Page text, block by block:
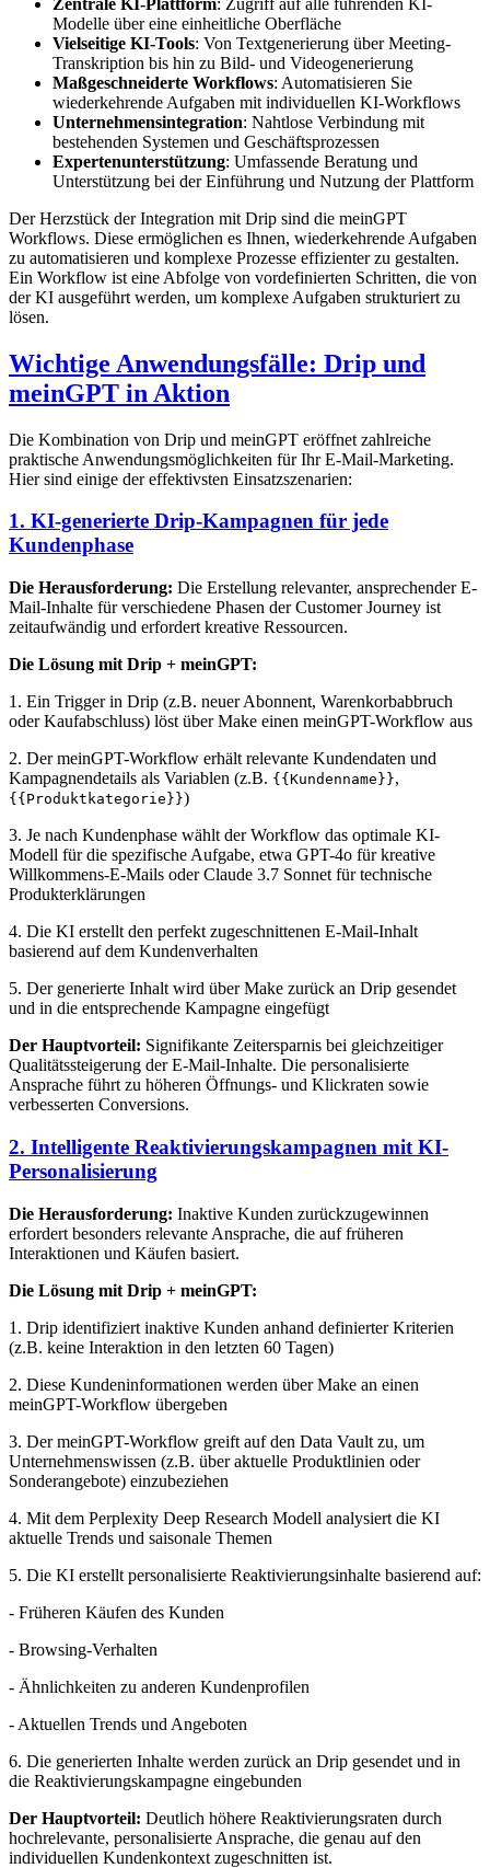
Zentrale KI-Plattform: Zugriff auf alle führenden KI-
Modelle über eine einheitliche Oberfläche
Vielseitige KI-Tools: Von Textgenerierung über Meeting-
Transkription bis hin zu Bild- und Videogenerierung
Maßgeschneiderte Workflows: Automatisieren Sie
wiederkehrende Aufgaben mit individuellen KI-Workflows
Unternehmensintegration: Nahtlose Verbindung mit
bestehenden Systemen und Geschäftsprozessen
Expertenunterstützung: Umfassende Beratung und
Unterstützung bei der Einführung und Nutzung der Plattform
Der Herzstück der Integration mit Drip sind die meinGPT
Workflows. Diese ermöglichen es Ihnen, wiederkehrende Aufgaben
zu automatisieren und komplexe Prozesse effizienter zu gestalten.
Ein Workflow ist eine Abfolge von vordefinierten Schritten, die von
der KI ausgeführt werden, um komplexe Aufgaben strukturiert zu
lösen.
Wichtige Anwendungsfälle: Drip und
meinGPT in Aktion
Die Kombination von Drip und meinGPT eröffnet zahlreiche
praktische Anwendungsmöglichkeiten für Ihr E-Mail-Marketing.
Hier sind einige der effektivsten Einsatzszenarien:
1. KI-generierte Drip-Kampagnen für jede
Kundenphase
Die Herausforderung: Die Erstellung relevanter, ansprechender E-
Mail-Inhalte für verschiedene Phasen der Customer Journey ist
zeitaufwändig und erfordert kreative Ressourcen.
Die Lösung mit Drip + meinGPT:
1. Ein Trigger in Drip (z.B. neuer Abonnent, Warenkorbabbruch
oder Kaufabschluss) löst über Make einen meinGPT-Workflow aus
2. Der meinGPT-Workflow erhält relevante Kundendaten und
Kampagnendetails als Variablen (z.B. {{Kundenname}},
{{Produktkategorie}})
3. Je nach Kundenphase wählt der Workflow das optimale KI-
Modell für die spezifische Aufgabe, etwa GPT-4o für kreative
Willkommens-E-Mails oder Claude 3.7 Sonnet für technische
Produkterklärungen
4. Die KI erstellt den perfekt zugeschnittenen E-Mail-Inhalt
basierend auf dem Kundenverhalten
5. Der generierte Inhalt wird über Make zurück an Drip gesendet
und in die entsprechende Kampagne eingefügt
Der Hauptvorteil: Signifikante Zeitersparnis bei gleichzeitiger
Qualitätssteigerung der E-Mail-Inhalte. Die personalisierte
Ansprache führt zu höheren Öffnungs- und Klickraten sowie
verbesserten Conversions.
2. Intelligente Reaktivierungskampagnen mit KI-
Personalisierung
Die Herausforderung: Inaktive Kunden zurückzugewinnen
erfordert besonders relevante Ansprache, die auf früheren
Interaktionen und Käufen basiert.
Die Lösung mit Drip + meinGPT:
1. Drip identifiziert inaktive Kunden anhand definierter Kriterien
(z.B. keine Interaktion in den letzten 60 Tagen)
2. Diese Kundeninformationen werden über Make an einen
meinGPT-Workflow übergeben
3. Der meinGPT-Workflow greift auf den Data Vault zu, um
Unternehmenswissen (z.B. über aktuelle Produktlinien oder
Sonderangebote) einzubeziehen
4. Mit dem Perplexity Deep Research Modell analysiert die KI
aktuelle Trends und saisonale Themen
5. Die KI erstellt personalisierte Reaktivierungsinhalte basierend auf:
- Früheren Käufen des Kunden
- Browsing-Verhalten
- Ähnlichkeiten zu anderen Kundenprofilen
- Aktuellen Trends und Angeboten
6. Die generierten Inhalte werden zurück an Drip gesendet und in
die Reaktivierungskampagne eingebunden
Der Hauptvorteil: Deutlich höhere Reaktivierungsraten durch
hochrelevante, personalisierte Ansprache, die genau auf den
individuellen Kundenkontext zugeschnitten ist.